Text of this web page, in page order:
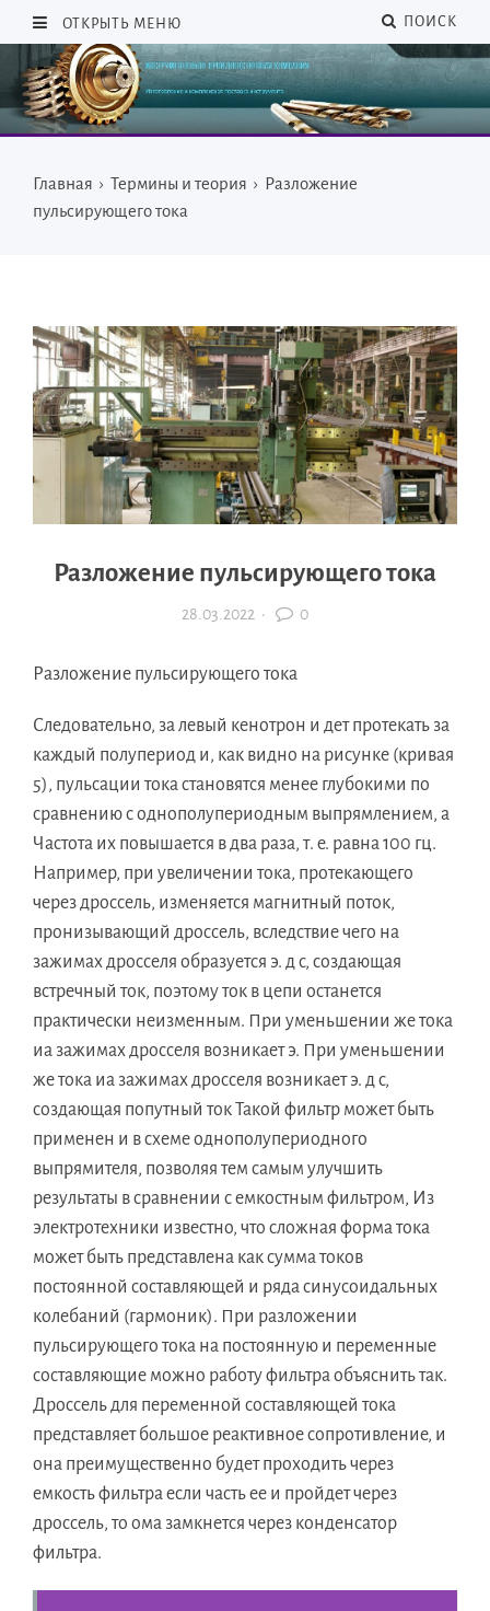
ОТКРЫТЬ МЕНЮ ПОИСК
Главная › Термины и теория › Разложение
пульсирующего тока
Разложение пульсирующего тока
28.03.2022 · 0
Разложение пульсирующего тока
Следовательно, за левый кенотрон и дет протекать за
каждый полупериод и, как видно на рисунке (кривая
5), пульсации тока становятся менее глубокими по
сравнению с однополупериодным выпрямлением, а
Частота их повышается в два раза, т. е. равна 100 гц.
Например, при увеличении тока, протекающего
через дроссель, изменяется магнитный поток,
пронизывающий дроссель, вследствие чего на
зажимах дросселя образуется э. д с, создающая
встречный ток, поэтому ток в цепи останется
практически неизменным. При уменьшении же тока
иа зажимах дросселя возникает э. При уменьшении
же тока иа зажимах дросселя возникает э. д с,
создающая попутный ток Такой фильтр может быть
применен и в схеме однополупериодного
выпрямителя, позволяя тем самым улучшить
результаты в сравнении с емкостным фильтром, Из
электротехники известно, что сложная форма тока
может быть представлена как сумма токов
постоянной составляющей и ряда синусоидальных
колебаний (гармоник). При разложении
пульсирующего тока на постоянную и переменные
составляющие можно работу фильтра объяснить так.
Дроссель для переменной составляющей тока
представляет большое реактивное сопротивление, и
она преимущественно будет проходить через
емкость фильтра если часть ее и пройдет через
дроссель, то ома замкнется через конденсатор
фильтра.